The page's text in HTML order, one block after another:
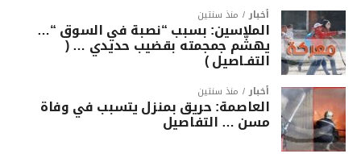
أخبار منذ سنتين
الملاسين: بسبب “نصبة في السوق “…
يهشّم جمجمته بقضيب حديدي … (
التفـاصيل )
أخبار منذ سنتين
العاصمة: حريق بمنزل يتسبب في وفاة
مسن … التفاصيل